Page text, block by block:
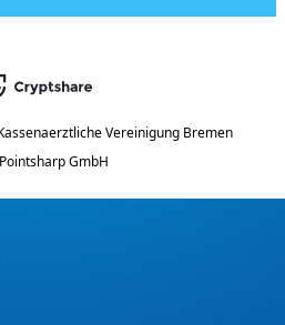
Vereinigung Bremen
GmbH